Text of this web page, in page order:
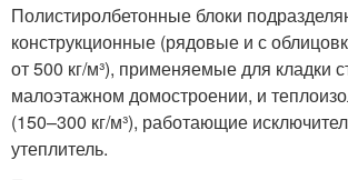
Полистиролбетонные блоки
конструкционные (рядовые и с
от 500 кг/м³), применяемые для кладки
малоэтажном домостроении, и
(150–300 кг/м³), работающие
утеплитель.